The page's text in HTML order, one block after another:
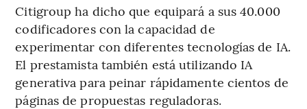
Citigroup ha dicho que equipará a sus 40.000
codificadores con la capacidad de
experimentar con diferentes tecnologías de IA.
El prestamista también está utilizando IA
generativa para peinar rápidamente cientos de
páginas de propuestas reguladoras.